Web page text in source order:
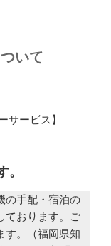
いて
ービス】
。
の手配・宿泊の
ております。ご
す。（福岡県知